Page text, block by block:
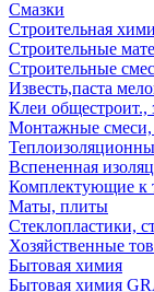
Смазки
Строительная
Строительные
Строительные
Известь,паста
Клеи общестроит.,
Монтажные смеси,
Вспененная
Комплектующие к
Маты, плиты
Стеклопластики,
Хозяйственные
Бытовая химия
Бытовая химия